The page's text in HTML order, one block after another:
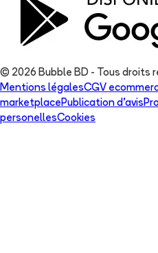
© 2026 Bubble BD - Tous droits
Mentions légalesCGV
marketplace Publication d'avis
personellesCookies